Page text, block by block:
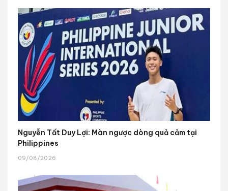
Nguyễn Tất Duy Lợi: Màn ngược dòng quả cảm tại
Philippines
09/08/2026